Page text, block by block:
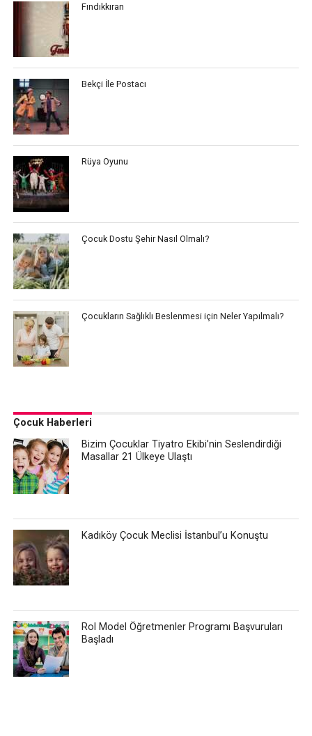
Fındıkkıran
Bekçi İle Postacı
Rüya Oyunu
Çocuk Dostu Şehir Nasıl Olmalı?
Çocukların Sağlıklı Beslenmesi için Neler Yapılmalı?
Çocuk Haberleri
Bizim Çocuklar Tiyatro Ekibi’nin Seslendirdiği
Masallar 21 Ülkeye Ulaştı
Kadıköy Çocuk Meclisi İstanbul’u Konuştu
Rol Model Öğretmenler Programı Başvuruları
Başladı